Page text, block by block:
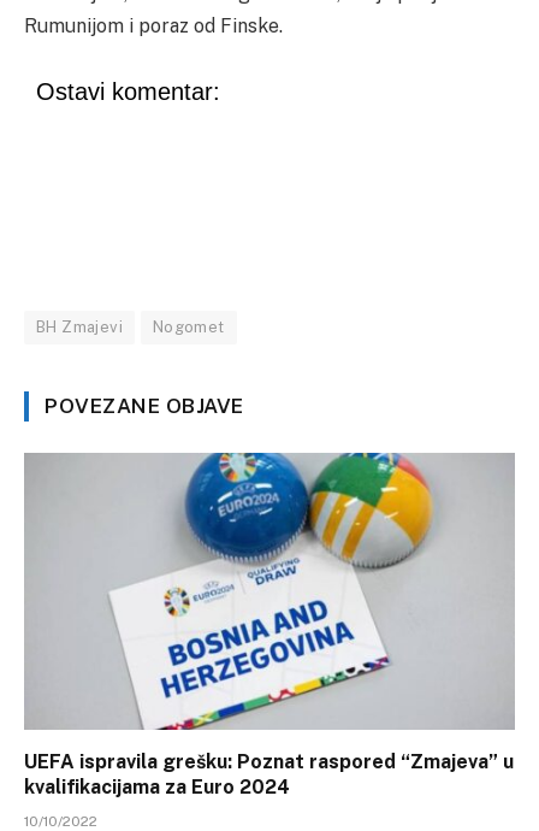
Rumunijom i poraz od Finske.
Ostavi komentar:
BH Zmajevi Nogomet
POVEZANE OBJAVE
UEFA ispravila grešku: Poznat raspored “Zmajeva” u
kvalifikacijama za Euro 2024
10/10/2022